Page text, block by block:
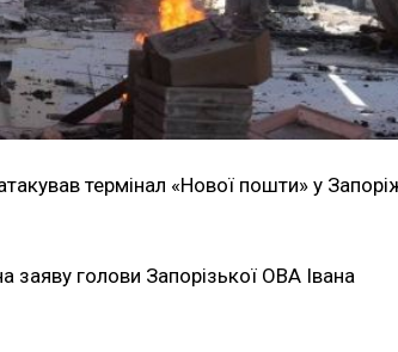
термінал «Нової пошти» у
голови Запорізької ОВА Івана